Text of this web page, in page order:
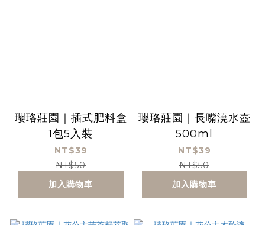
瓔珞莊園｜插式肥料盒
1包5入裝
NT$39
NT$50
加入購物車
瓔珞莊園｜長嘴澆水壺
500ml
NT$39
NT$50
加入購物車